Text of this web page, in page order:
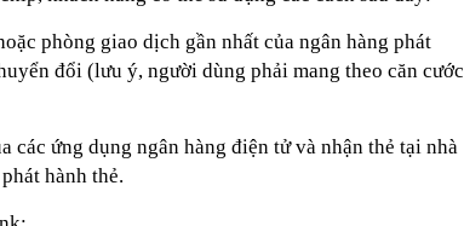
phòng giao dịch gần nhất của ngân hàng phát
đổi (lưu ý, người dùng phải mang theo căn cước
các ứng dụng ngân hàng điện tử và nhận thẻ tại nhà
hành thẻ.